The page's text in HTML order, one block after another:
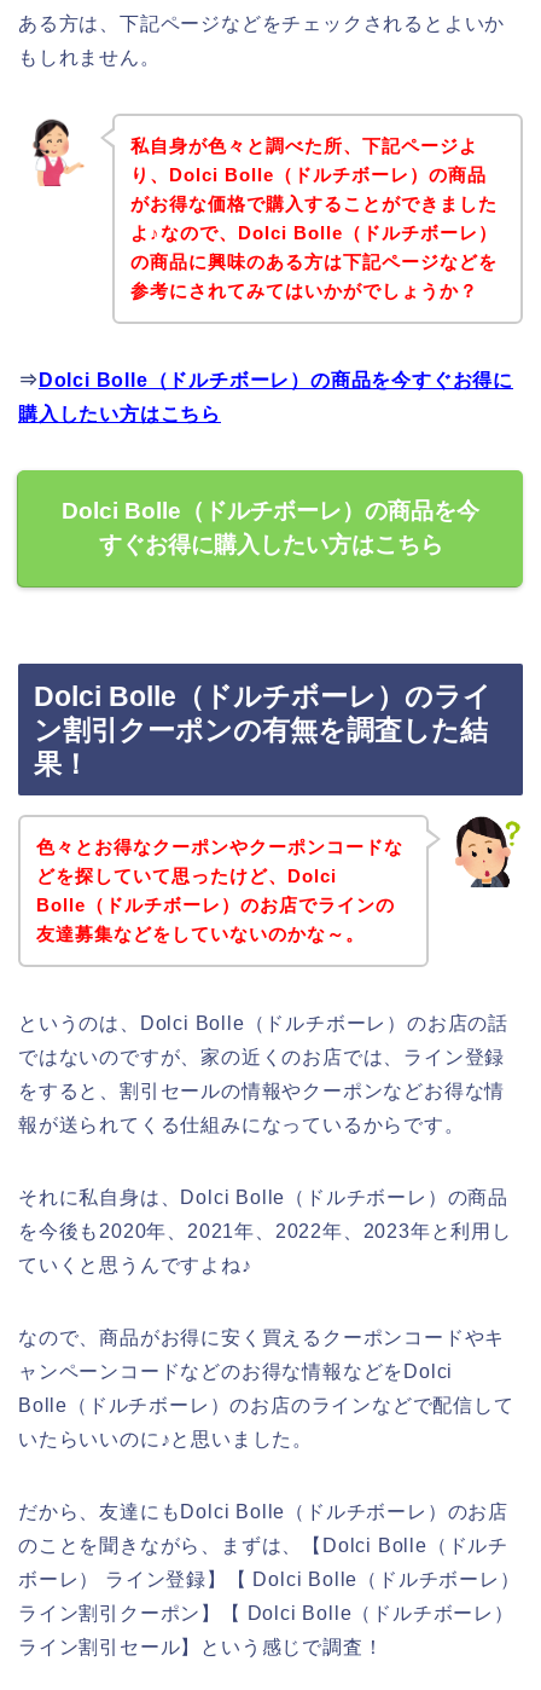
ある方は、下記ページなどをチェックされるとよいか
もしれません。
私自身が色々と調べた所、下記ページよ
り、Dolci Bolle（ドルチボーレ）の商品
がお得な価格で購入することができました
よ♪なので、Dolci Bolle（ドルチボーレ）
の商品に興味のある方は下記ページなどを
参考にされてみてはいかがでしょうか？
⇒ Dolci Bolle（ドルチボーレ）の商品を今すぐお得に
購入したい方はこちら
Dolci Bolle（ドルチボーレ）の商品を今
すぐお得に購入したい方はこちら
Dolci Bolle（ドルチボーレ）のライ
ン割引クーポンの有無を調査した結
果！
色々とお得なクーポンやクーポンコードな
どを探していて思ったけど、Dolci
Bolle（ドルチボーレ）のお店でラインの
友達募集などをしていないのかな～。
というのは、Dolci Bolle（ドルチボーレ）のお店の話
ではないのですが、家の近くのお店では、ライン登録
をすると、割引セールの情報やクーポンなどお得な情
報が送られてくる仕組みになっているからです。
それに私自身は、Dolci Bolle（ドルチボーレ）の商品
を今後も2020年、2021年、2022年、2023年と利用し
ていくと思うんですよね♪
なので、商品がお得に安く買えるクーポンコードやキ
ャンペーンコードなどのお得な情報などをDolci
Bolle（ドルチボーレ）のお店のラインなどで配信して
いたらいいのに♪と思いました。
だから、友達にもDolci Bolle（ドルチボーレ）のお店
のことを聞きながら、まずは、【Dolci Bolle（ドルチ
ボーレ） ライン登録】【 Dolci Bolle（ドルチボーレ）
ライン割引クーポン】【 Dolci Bolle（ドルチボーレ）
ライン割引セール】という感じで調査！